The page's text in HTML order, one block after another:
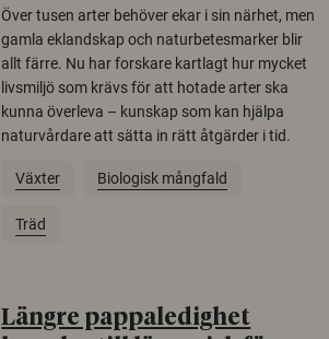
Över tusen arter behöver ekar i sin närhet, men
gamla eklandskap och naturbetesmarker blir
allt färre. Nu har forskare kartlagt hur mycket
livsmiljö som krävs för att hotade arter ska
kunna överleva – kunskap som kan hjälpa
naturvårdare att sätta in rätt åtgärder i tid.
Växter Biologisk mångfald
Träd
Längre pappaledighet